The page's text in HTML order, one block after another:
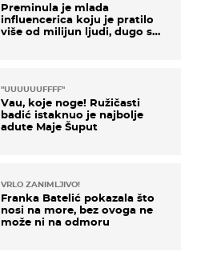
Preminula je mlada
influencerica koju je pratilo
više od milijun ljudi, dugo se
"UUUUUUFFFF"
Vau, koje noge! Ružičasti
badić istaknuo je najbolje
adute Maje Šuput
VRLO ZANIMLJIVO!
Franka Batelić pokazala što
nosi na more, bez ovoga ne
može ni na odmoru